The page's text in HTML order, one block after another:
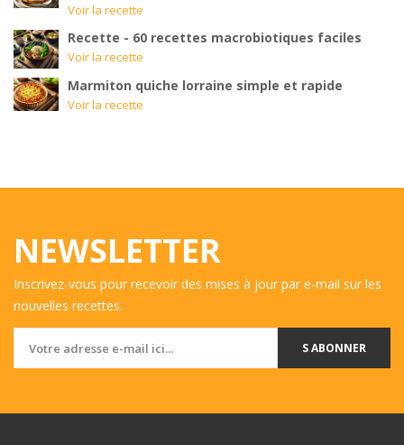
Voir la recette
Recette - 60 recettes macrobiotiques faciles
Voir la recette
Marmiton quiche lorraine simple et rapide
Voir la recette
NEWSLETTER
Inscrivez-vous pour recevoir des mises à jour par e-mail sur les
nouvelles recettes.
S ABONNER